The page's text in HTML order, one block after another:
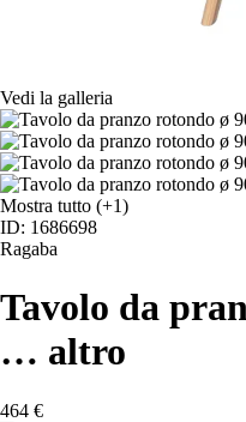
Vedi la galleria
Mostra tutto (+1)
ID: 1686698
Ragaba
Tavolo da
… altro
464 €